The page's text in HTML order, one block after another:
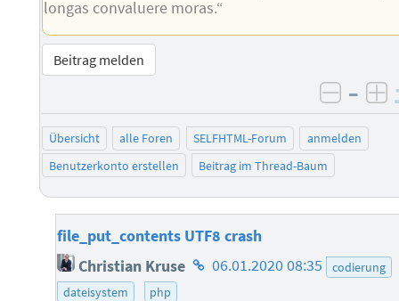
longas convaluere moras.“
Beitrag melden
–
Übersicht alle Foren SELFHTML-Forum
anmelden
Benutzerkonto erstellen
Beitrag im Thread-Baum
file_put_contents UTF8 crash
Christian Kruse Homepage
06.01.2020 08:35
codierung
dateisystem
php